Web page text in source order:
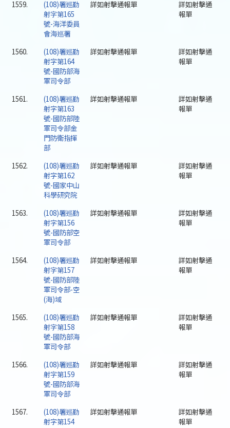
1559.
(108)署巡勤
射字第165
號-海洋委員
會海巡署
詳如射擊通報單
詳如射擊通
報單
1560.
(108)署巡勤
射字第164
號-國防部海
軍司令部
詳如射擊通報單
詳如射擊通
報單
1561.
(108)署巡勤
射字第163
號-國防部陸
軍司令部金
門防衛指揮
部
詳如射擊通報單
詳如射擊通
報單
1562.
(108)署巡勤
射字第162
號-國家中山
科學研究院
詳如射擊通報單
詳如射擊通
報單
1563.
(108)署巡勤
射字第156
號-國防部空
軍司令部
詳如射擊通報單
詳如射擊通
報單
1564.
(108)署巡勤
射字第157
號-國防部陸
軍司令部-空
(海)域
詳如射擊通報單
詳如射擊通
報單
1565.
(108)署巡勤
射字第158
號-國防部海
軍司令部
詳如射擊通報單
詳如射擊通
報單
1566.
(108)署巡勤
射字第159
號-國防部海
軍司令部
詳如射擊通報單
詳如射擊通
報單
1567.
(108)署巡勤
射字第154
詳如射擊通報單
詳如射擊通
報單